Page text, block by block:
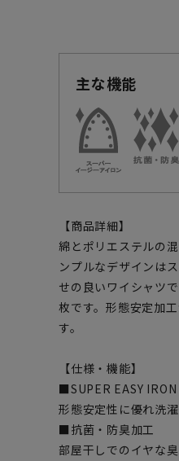
主な機能
【商品詳細】
綿とポリエステルの
ンプルなデザインは
せの良いワイシャツ
枚です。形態安定加
す。
【仕様・機能】
■SUPER EASY IRON
形態安定性に優れ洗
■抗菌・防臭加工
部屋干しでのイヤな